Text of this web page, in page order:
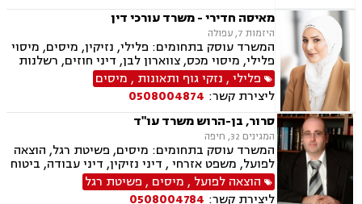
מאיסה חדירי - משרד עורכי דין
היזמות 7, עפולה
המשרד עוסק בתחומים: פלילי, נזיקין, מיסים, מיסוי
פלילי, מיסוי מכס, צווארון לבן, דיני חוזים, רשלנות
רפואית, דיני ביטוח, דיני חברות, הוצאה לפועל,
ביטוח לאומי, דיני עבודה, חדלות פירעון, עבירות
מס, תאונות עבודה, תאונות תלמידים, תביעות גזזת
פלילי, נזקי גוף ותאונות , מיסים
ליצירת קשר: 0508004874
סרור, בן-הרוש משרד עו"ד
המגינים 32, חיפה
המשרד עוסק בתחומים: מיסים, פשיטת רגל, הוצאה
לפועל, משפט אזרחי , דיני נזיקין, דיני עבודה, ביטוח
לאומי ומושבים וקיבוצים.
הוצאה לפועל , מיסים , פשיטת רגל
ליצירת קשר: 0508004784